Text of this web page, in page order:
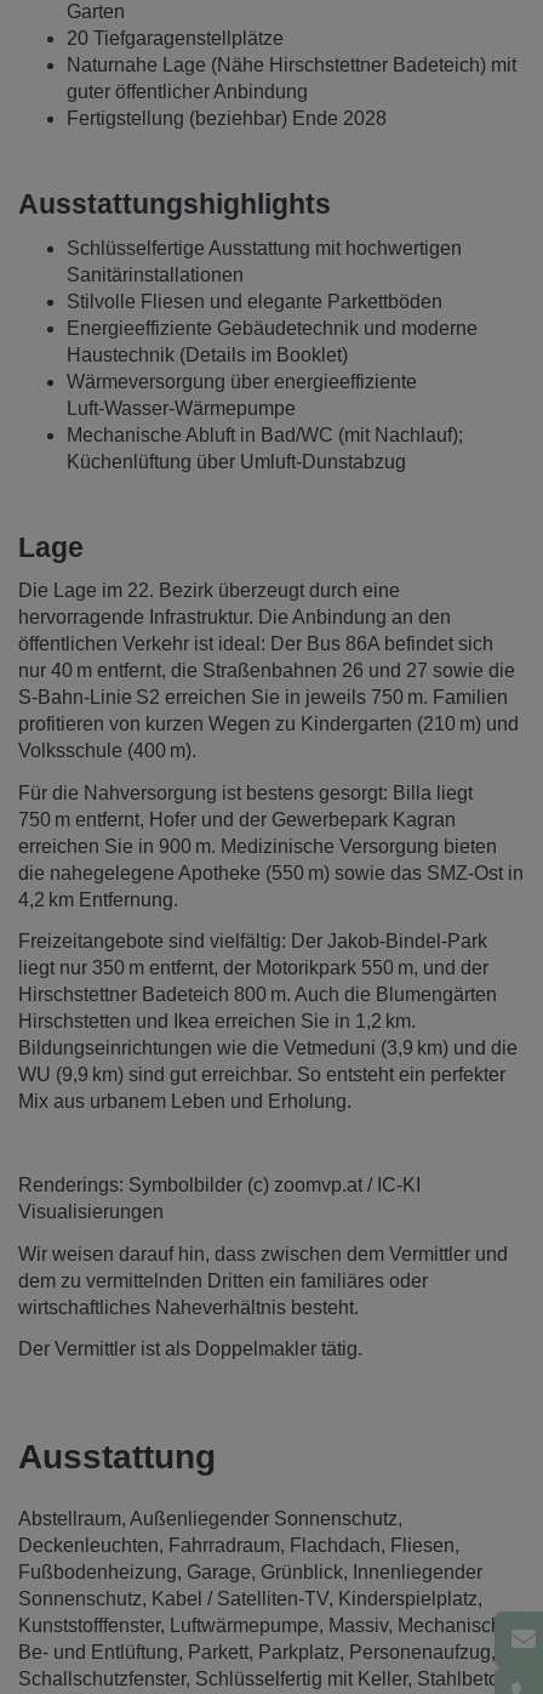
Garten
20 Tiefgaragenstellplätze
Naturnahe Lage (Nähe Hirschstettner Badeteich) mit
guter öffentlicher Anbindung
Fertigstellung (beziehbar) Ende 2028
Ausstattungshighlights
Schlüsselfertige Ausstattung mit hochwertigen
Sanitärinstallationen
Stilvolle Fliesen und elegante Parkettböden
Energieeffiziente Gebäudetechnik und moderne
Haustechnik (Details im Booklet)
Wärmeversorgung über energieeffiziente
Luft‑Wasser‑Wärmepumpe
Mechanische Abluft in Bad/WC (mit Nachlauf);
Küchenlüftung über Umluft‑Dunstabzug
Lage
Die Lage im 22. Bezirk überzeugt durch eine
hervorragende Infrastruktur. Die Anbindung an den
öffentlichen Verkehr ist ideal: Der Bus 86A befindet sich
nur 40 m entfernt, die Straßenbahnen 26 und 27 sowie die
S-Bahn-Linie S2 erreichen Sie in jeweils 750 m. Familien
profitieren von kurzen Wegen zu Kindergarten (210 m) und
Volksschule (400 m).
Für die Nahversorgung ist bestens gesorgt: Billa liegt
750 m entfernt, Hofer und der Gewerbepark Kagran
erreichen Sie in 900 m. Medizinische Versorgung bieten
die nahegelegene Apotheke (550 m) sowie das SMZ-Ost in
4,2 km Entfernung.
Freizeitangebote sind vielfältig: Der Jakob-Bindel-Park
liegt nur 350 m entfernt, der Motorikpark 550 m, und der
Hirschstettner Badeteich 800 m. Auch die Blumengärten
Hirschstetten und Ikea erreichen Sie in 1,2 km.
Bildungseinrichtungen wie die Vetmeduni (3,9 km) und die
WU (9,9 km) sind gut erreichbar. So entsteht ein perfekter
Mix aus urbanem Leben und Erholung.
Renderings: Symbolbilder (c) zoomvp.at / IC-KI
Visualisierungen
Wir weisen darauf hin, dass zwischen dem Vermittler und
dem zu vermittelnden Dritten ein familiäres oder
wirtschaftliches Naheverhältnis besteht.
Der Vermittler ist als Doppelmakler tätig.
Ausstattung
Abstellraum Außenliegender Sonnenschutz
Deckenleuchten
Fahrradraum Flachdach
Fliesen
Fußbodenheizung Garage Grünblick
Innenliegender
Sonnenschutz
Kabel / Satelliten-TV
Kinderspielplatz
Kunststofffenster
Luftwärmepumpe Massiv Mechanische
Be- und Entlüftung
Parkett Parkplatz
Personenaufzug
Schallschutzfenster Schlüsselfertig mit Keller Stahlbeton